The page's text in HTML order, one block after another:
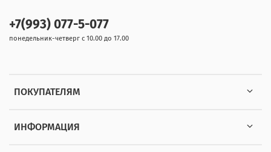
ПОКУПАТЕЛЯМ
ИНФОРМАЦИЯ
+7(993) 077-5-077
понедельник-четверг с 10.00 до 17.00